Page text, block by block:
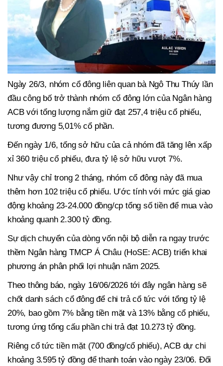
Ngày 26/3, nhóm cổ đông liên quan bà Ngô Thu Thúy lần
đầu công bố trở thành nhóm cổ đông lớn của Ngân hàng
ACB với tổng lượng nắm giữ đạt 257,4 triệu cổ phiếu,
tương đương 5,01% cổ phần.
Đến ngày 1/6, tổng sở hữu của cả nhóm đã tăng lên xấp
xỉ 360 triệu cổ phiếu, đưa tỷ lệ sở hữu vượt 7%.
Như vậy chỉ trong 2 tháng, nhóm cổ đông này đã mua
thêm hơn 102 triệu cổ phiếu. Ước tính với mức giá giao
động khoảng 23-24.000 đồng/cp tổng số tiền để mua vào
khoảng quanh 2.300 tỷ đồng.
Sự dịch chuyển của dòng vốn nội bộ diễn ra ngay trước
thềm Ngân hàng TMCP Á Châu (HoSE: ACB) triển khai
phương án phân phối lợi nhuận năm 2025.
Theo thông báo, ngày 16/06/2026 tới đây ngân hàng sẽ
chốt danh sách cổ đông để chi trả cổ tức với tổng tỷ lệ
20%, bao gồm 7% bằng tiền mặt và 13% bằng cổ phiếu,
tương ứng tổng cấu phần chi trả đạt 10.273 tỷ đồng.
Riêng cổ tức tiền mặt (700 đồng/cổ phiếu), ACB dự chi
khoảng 3.595 tỷ đồng để thanh toán vào ngày 23/06. Đối